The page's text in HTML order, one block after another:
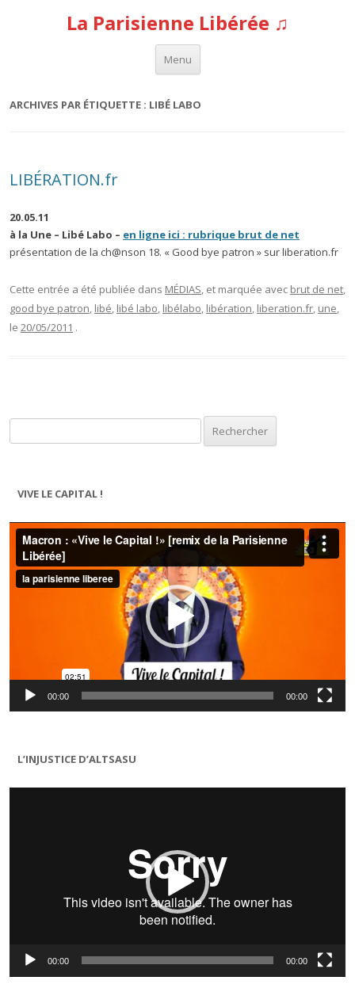
La Parisienne Libérée ♫
Menu
Aller au contenu
ARCHIVES PAR ÉTIQUETTE : LIBÉ LABO
LIBÉRATION.fr
20.05.11
à la Une – Libé Labo – en ligne ici : rubrique brut de net
présentation de la ch@nson 18. « Good bye patron » sur liberation.fr
Cette entrée a été publiée dans MÉDIAS, et marquée avec brut de net,
good bye patron, libé, libé labo, libélabo, libération, liberation.fr, une,
le 20/05/2011 .
VIVE LE CAPITAL !
Lecteur
vidéo
00:00 00:00
L’INJUSTICE D’ALTSASU
Lecteur
00:00 00:00